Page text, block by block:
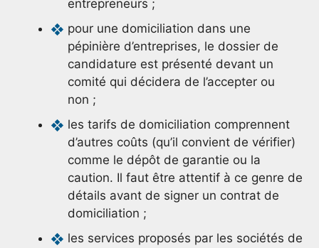
entrepreneurs ;
pour une domiciliation dans une
pépinière d’entreprises, le dossier de
candidature est présenté devant un
comité qui décidera de l’accepter ou
non ;
les tarifs de domiciliation comprennent
d’autres coûts (qu’il convient de vérifier)
comme le dépôt de garantie ou la
caution. Il faut être attentif à ce genre de
détails avant de signer un contrat de
domiciliation ;
les services proposés par les sociétés de